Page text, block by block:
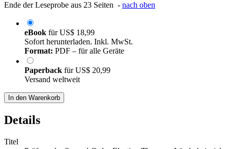
Ende der Leseprobe aus 23 Seiten - nach oben
eBook fürUS$ 18,99
Sofort herunterladen. Inkl. MwSt.
Format: PDF – für alle Geräte
Paperback fürUS$ 20,99
Versand weltweit
In den Warenkorb
Details
Titel